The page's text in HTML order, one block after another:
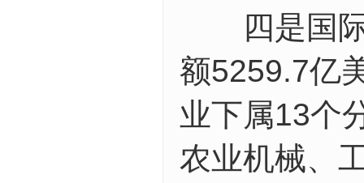
四是国际
额5259.7亿
业下属13个
农业机械、